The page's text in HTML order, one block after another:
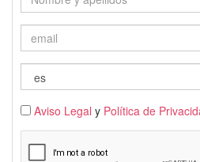
Aviso Legal y Política de